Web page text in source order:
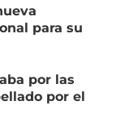
para su
por las
por el